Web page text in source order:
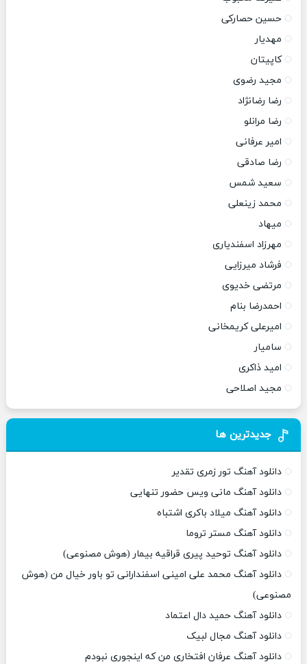
حسین حصارکی
مهدیار
کاپیتان
مجید رضوی
رضا رضانژاد
رضا مرانلو
امیر عرفانی
رضا صادقی
سعید شمس
محمد زینعلی
میهاد
مهرزاد اسفندیاری
فرشاد میرزایی
مرتضی خدیوی
احمدرضا بنام
امیرعلی کریمخانی
سامیار
امید ذاکری
مجید اصلاحی
جدیدترین ها
دانلود آهنگ تور زمری تقدیر
دانلود آهنگ مانی ویس حضور تنهایی
دانلود آهنگ میلاد باکری اشتباه
دانلود آهنگ مستر تروما
دانلود آهنگ توحید پیری قراقیه بیمار (هوش مصنوعی)
دانلود آهنگ محمد علی امینی اسفندارانی تو باور خیال من (هوش
مصنوعی)
دانلود آهنگ حمید دال اعتماد
دانلود آهنگ مجال لبیک
دانلود آهنگ عرفان افتخاری من که اینجوری نبودم